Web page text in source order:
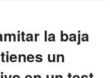
la baja
un